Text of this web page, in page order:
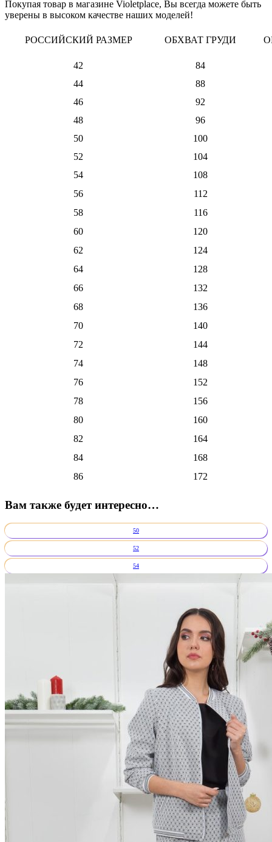
Покупая товар в магазине Violetplace, Вы всегда можете быть
уверены в высоком качестве наших моделей!
РОССИЙСКИЙ РАЗМЕР ОБХВАТ ГРУДИ
42
84
44
88
46
92
48
96
50
100
52
104
54
108
56
112
58
116
60
120
62
124
64
128
66
132
68
136
70
140
72
144
74
148
76
152
78
156
80
160
82
164
84
168
86
172
Вам также будет интересно…
50
52
54